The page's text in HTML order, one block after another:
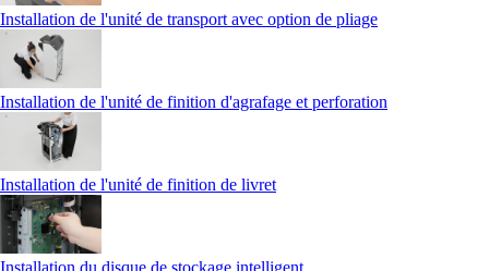
Installation de l'unité de transport avec option de pliage
Installation de l'unité de finition d'agrafage et perforation
Installation de l'unité de finition de livret